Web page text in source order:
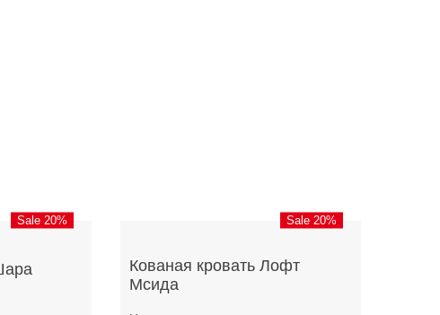
Sale 20% Sale 20%
Кованая кровать Лофт
Мсида